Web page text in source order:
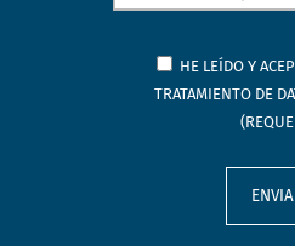
HE LEÍDO Y
TRATAMIENTO DE